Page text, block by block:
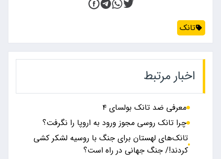
تانک
اخبار مرتبط
معرفی ضد تانک بولسای ۴
چرا تانک روسی مجوز ورود به اروپا را نگرفت؟
تانک‌های لهستان برای جنگ با روسیه لشکر کشی
کردند!/ جنگ جهانی در راه است؟